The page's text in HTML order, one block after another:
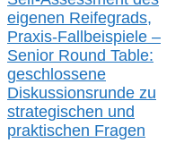
eigenen Reifegrads,
Praxis-Fallbeispiele –
Senior Round Table:
geschlossene
Diskussionsrunde zu
strategischen und
praktischen Fragen